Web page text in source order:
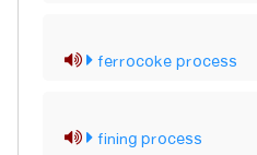
ferrocoke process
fining process